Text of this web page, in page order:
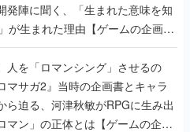
発陣に聞く、「生まれた意味を知
が生まれた理由【ゲームの企画
人を「ロマンシング」させるの
マサガ2』当時の企画書とキャラ
ら迫る、河津秋敏がRPGに生み出
マン」の正体とは【ゲームの企画